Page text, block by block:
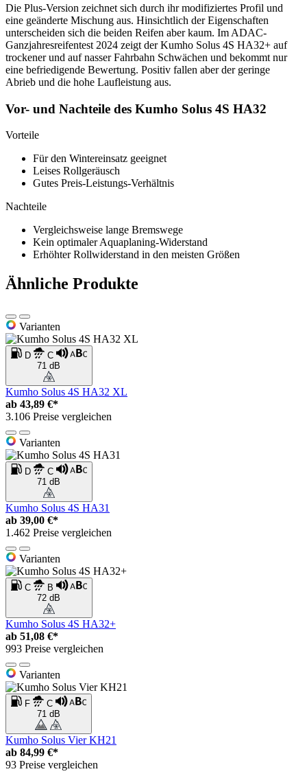
Die Plus-Version zeichnet sich durch ihr modifiziertes Profil und
eine geänderte Mischung aus. Hinsichtlich der Eigenschaften
unterscheiden sich die beiden Reifen aber kaum. Im ADAC-
Ganzjahresreifentest 2024 zeigt der Kumho Solus 4S HA32+ auf
trockener und auf nasser Fahrbahn Schwächen und bekommt nur
eine befriedigende Bewertung. Positiv fallen aber der geringe
Abrieb und die hohe Laufleistung aus.
Vor- und Nachteile des Kumho Solus 4S HA32
Vorteile
Für den Wintereinsatz geeignet
Leises Rollgeräusch
Gutes Preis-Leistungs-Verhältnis
Nachteile
Vergleichsweise lange Bremswege
Kein optimaler Aquaplaning-Widerstand
Erhöhter Rollwiderstand in den meisten Größen
Ähnliche Produkte
Varianten
D
C
71 dB
Kumho Solus 4S HA32 XL
ab 43,89 €*
3.106 Preise vergleichen
Varianten
D
C
71 dB
Kumho Solus 4S HA31
ab 39,00 €*
1.462 Preise vergleichen
Varianten
C
B
72 dB
Kumho Solus 4S HA32+
ab 51,08 €*
993 Preise vergleichen
Varianten
F
C
71 dB
Kumho Solus Vier KH21
ab 84,99 €*
93 Preise vergleichen